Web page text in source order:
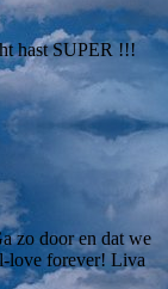
hast SUPER !!!
zo door en dat we
love forever! Liva